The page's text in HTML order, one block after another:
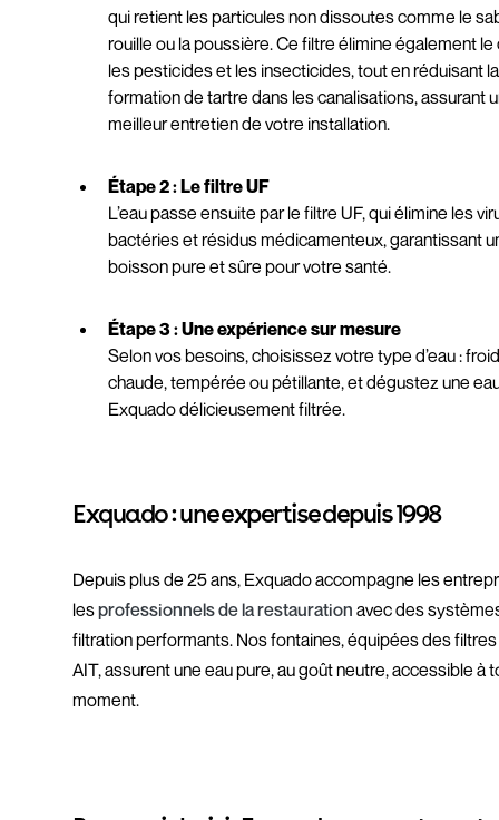
qui retient les particules non dissoutes comme le
rouille ou la poussière. Ce filtre élimine également le
les pesticides et les insecticides, tout en réduisant la
formation de tartre dans les canalisations, assurant
meilleur entretien de votre installation.
Étape 2 : Le filtre UF
L’eau passe ensuite par le filtre UF, qui élimine les
bactéries et résidus médicamenteux, garantissant
boisson pure et sûre pour votre santé.
Étape 3 : Une expérience sur mesure
Selon vos besoins, choisissez votre type d’eau :
chaude, tempérée ou pétillante, et dégustez une
Exquado délicieusement filtrée.
Exquado : une expertise depuis 1998
Depuis plus de 25 ans, Exquado accompagne les
lesprofessionnels de la restauration avec des
filtration performants. Nos fontaines, équipées des
AIT, assurent une eau pure, au goût neutre, accessible à
moment.